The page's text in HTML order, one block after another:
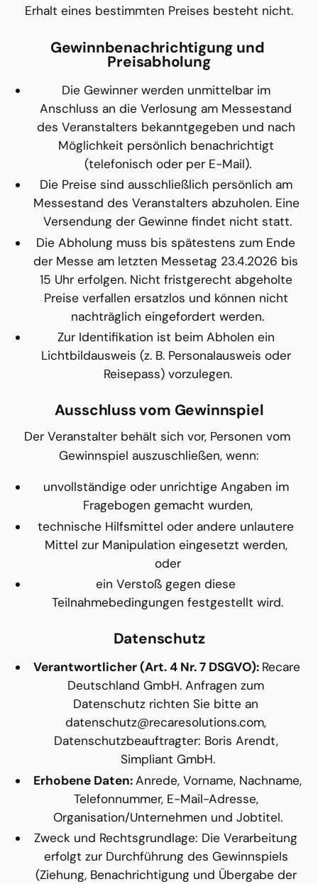
Erhalt eines bestimmten Preises besteht nicht.
Gewinnbenachrichtigung und
Preisabholung
Die Gewinner werden unmittelbar im
Anschluss an die Verlosung am Messestand
des Veranstalters bekanntgegeben und nach
Möglichkeit persönlich benachrichtigt
(telefonisch oder per E-Mail).
Die Preise sind ausschließlich persönlich am
Messestand des Veranstalters abzuholen. Eine
Versendung der Gewinne findet nicht statt.
Die Abholung muss bis spätestens zum Ende
der Messe am letzten Messetag 23.4.2026 bis
15 Uhr erfolgen. Nicht fristgerecht abgeholte
Preise verfallen ersatzlos und können nicht
nachträglich eingefordert werden.
Zur Identifikation ist beim Abholen ein
Lichtbildausweis (z. B. Personalausweis oder
Reisepass) vorzulegen.
Ausschluss vom Gewinnspiel
Der Veranstalter behält sich vor, Personen vom
Gewinnspiel auszuschließen, wenn:
unvollständige oder unrichtige Angaben im
Fragebogen gemacht wurden,
technische Hilfsmittel oder andere unlautere
Mittel zur Manipulation eingesetzt werden,
oder
ein Verstoß gegen diese
Teilnahmebedingungen festgestellt wird.
Datenschutz
Verantwortlicher (Art. 4 Nr. 7 DSGVO): Recare
Deutschland GmbH. Anfragen zum
Datenschutz richten Sie bitte an
datenschutz@recaresolutions.com,
Datenschutzbeauftragter: Boris Arendt,
Simpliant GmbH.
Erhobene Daten: Anrede, Vorname, Nachname,
Telefonnummer, E-Mail-Adresse,
Organisation/Unternehmen und Jobtitel.
Zweck und Rechtsgrundlage: Die Verarbeitung
erfolgt zur Durchführung des Gewinnspiels
(Ziehung, Benachrichtigung und Übergabe der